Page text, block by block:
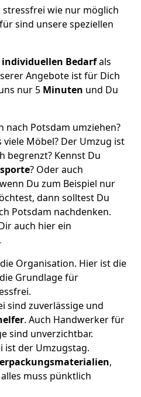
wie nur möglich
sind unsere speziellen
individuellen Bedarfals
Angebote ist für Dich
nur 5 Minuten und Du
nach Potsdam umziehen?
Möbel? Der Umzug ist
begrenzt? Kennst Du
? Oder auch
Du zum Beispiel nur
dann solltest Du
Potsdam nachdenken.
auch hier ein
Organisation. Hier ist die
Grundlage für
sind zuverlässige und
. Auch Handwerker für
sind unverzichtbar.
ist der Umzugstag.
,
muss pünktlich